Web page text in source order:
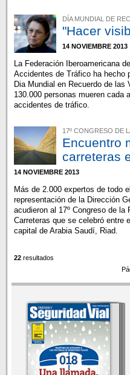
DÍA MUNDIAL DE
"Hacer
14 NOVIEMBRE 2013
La Federación Iberoamericana
Accidentes de Tráfico ha hecho
Dia Mundial en Recuerdo de
130.000 personas mueren cada
accidentes de tráfico.
17º CONGRESO DE
Encuentro
carreteras
14 NOVIEMBRE 2013
Más de 2.000 expertos de todo
representación de la Dirección
acudieron al 17º Congreso de la
Carreteras que se celebró entre
capital de Arabia Saudí, Riad.
22resultados